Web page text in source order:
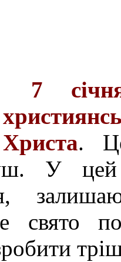
7
Христа.
У
свято